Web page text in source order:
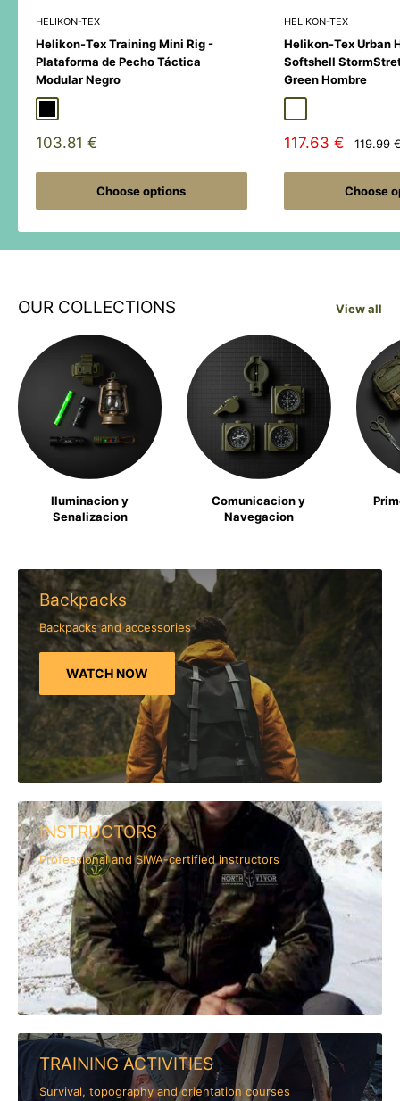
HELIKON-TEX
Helikon-Tex Training Mini Rig -
Plataforma de Pecho Táctica
Modular Negro
Sale
103.81 €
Choose options
HELIKON-TEX
Helikon-Tex Urban
Softshell
Green Hombre
Sale
117.63 €
Regular
119.99
Choose
OUR COLLECTIONS View all
Iluminacion y
Senalizacion
Comunicacion y
Navegacion
Backpacks
Backpacks and accessories
WATCH NOW
INSTRUCTORS
Professional and SIWA-certified instructors
TRAINING ACTIVITIES
Survival, topography and orientation courses